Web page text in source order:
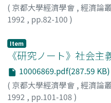
( 京都大學經濟學會 , 經濟論
1992 , pp.82-100 )
Item
《研究ノート》社会主
10006869.pdf(287.59 KB)
( 京都大學經濟學會 , 經濟論
1992 , pp.101-108 )